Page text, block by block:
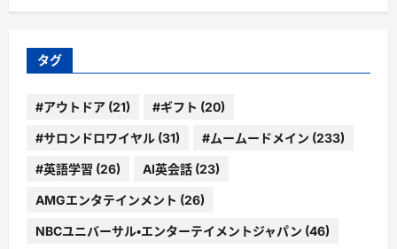
ゴ
ー
タグ
#アウトドア (21) #ギフト (20)
#サロンドロワイヤル (31) #ムームードメイン (233)
#英語学習 (26) AI英会話 (23)
AMGエンタテインメント (26)
NBCユニバーサル・エンターテイメントジャパン (46)